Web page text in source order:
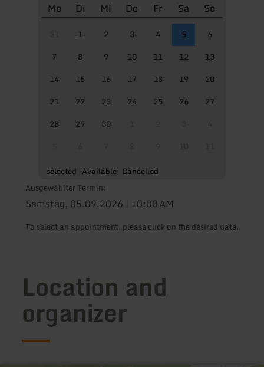
Mo Di Mi Do Fr Sa So
1 2 3 4 5
6
7
8 9 10 11 12
13
14
15 16 17 18 19
20
21
22 23 24 25 26
27
28
29 30
selected Available Cancelled
Ausgewählter Termin:
Samstag, 05.09.2026 | 10:00 AM
To select an appointment, please click on the desired date.
Location and
organizer